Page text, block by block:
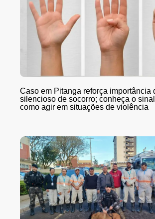
Caso em Pitanga reforça importância
silencioso de socorro; conheça o
como agir em situações de violência